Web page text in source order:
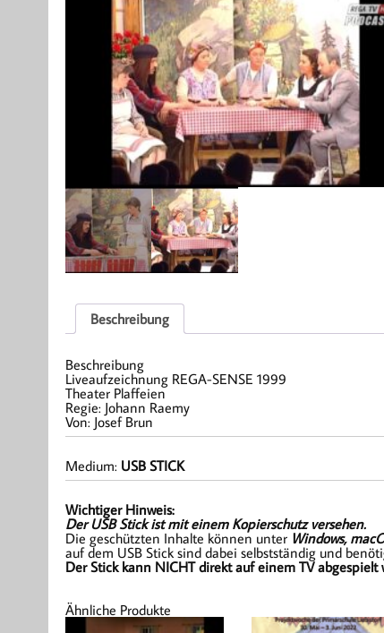
Beschreibung
Beschreibung
Liveaufzeichnung REGA-SENSE 1999
Theater Plaffeien
Regie: Johann Raemy
Von: Josef Brun
Medium: USB STICK
Wichtiger Hinweis:
Der USB Stick ist mit einem Kopierschutz versehen.
Die geschützten Inhalte können unter Windows,
auf dem USB Stick sind dabei selbstständig und
Der Stick kann NICHT direkt auf einem TV abgespielt
Ähnliche Produkte